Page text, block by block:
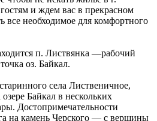
и ждем вас в прекрасном
все необходимое для комфортного
п. Листвянка —рабочий
оз. Байкал.
села Лиственичное,
Байкал в нескольких
Достопримечательности
на камень Черского — с вершины